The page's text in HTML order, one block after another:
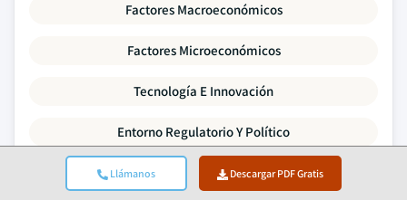
Llámanos Descargar PDF Gratis
Factores Macroeconómicos
Factores Microeconómicos
Tecnología E Innovación
Entorno Regulatorio Y Político
Datos Demográficos